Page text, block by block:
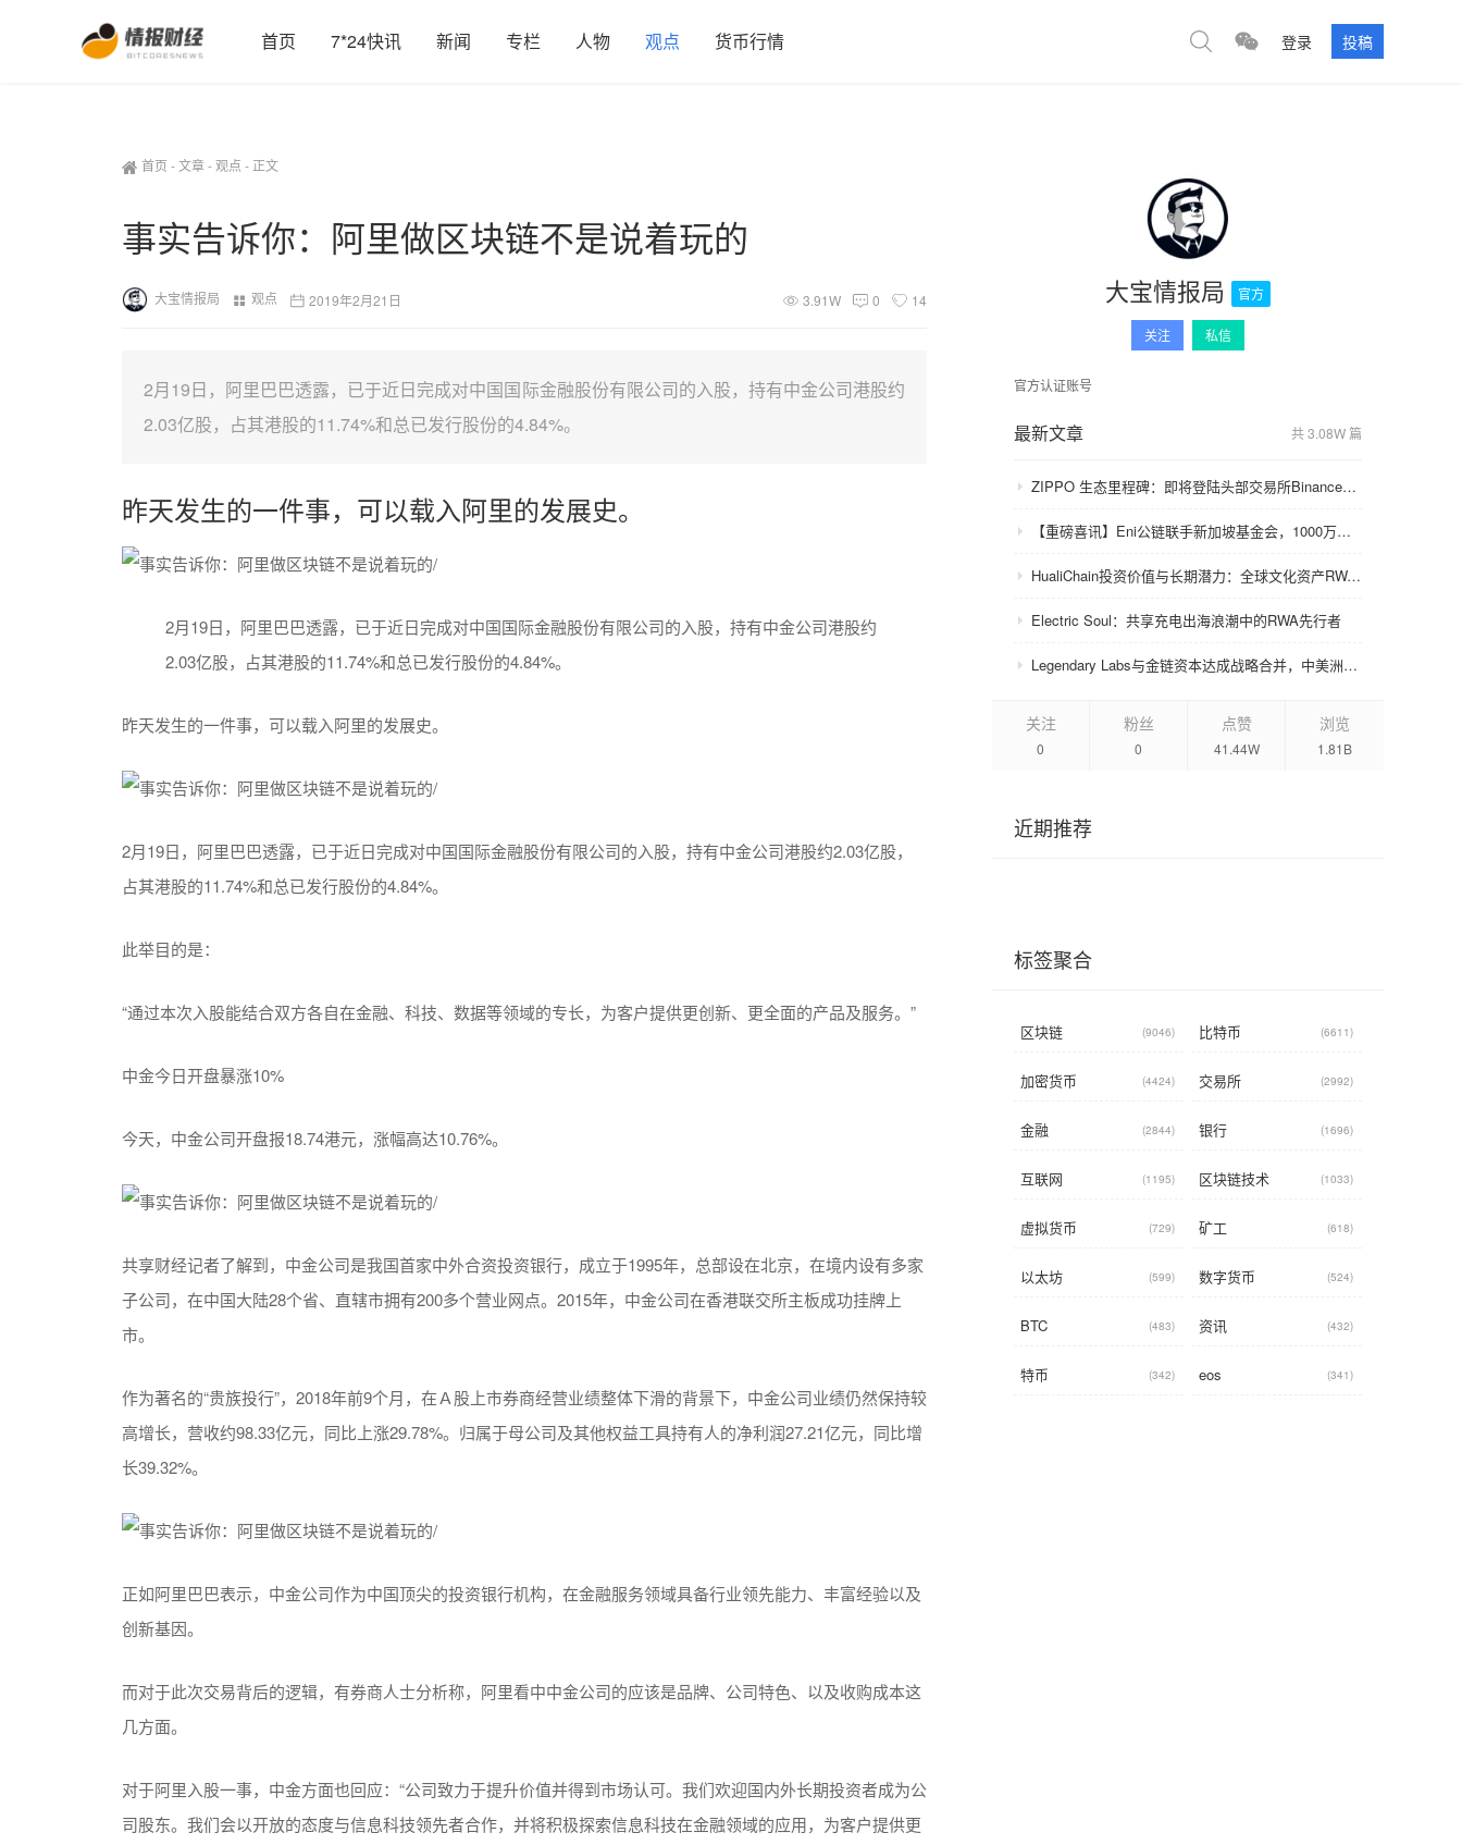
首页 7*24快讯 新闻 专栏 人物 观点 货币行情 登录 投稿
首页 -文章-观点 - 正文
事实告诉你：阿里做区块链不是说着玩的
大宝情报局 观点 2019年2月21日 3.91W 0 14
2月19日，阿里巴巴透露，已于近日完成对中国国际金融股份有限公司的入股，持有中金公司港股约
2.03亿股，占其港股的11.74%和总已发行股份的4.84%。
昨天发生的一件事，可以载入阿里的发展史。
2月19日，阿里巴巴透露，已于近日完成对中国国际金融股份有限公司的入股，持有中金公司港股约
2.03亿股，占其港股的11.74%和总已发行股份的4.84%。
昨天发生的一件事，可以载入阿里的发展史。
2月19日，阿里巴巴透露，已于近日完成对中国国际金融股份有限公司的入股，持有中金公司港股约2.03亿股，
占其港股的11.74%和总已发行股份的4.84%。
此举目的是：
“通过本次入股能结合双方各自在金融、科技、数据等领域的专长，为客户提供更创新、更全面的产品及服务。”
中金今日开盘暴涨10%
今天，中金公司开盘报18.74港元，涨幅高达10.76%。
共享财经记者了解到，中金公司是我国首家中外合资投资银行，成立于1995年，总部设在北京，在境内设有多家
子公司，在中国大陆28个省、直辖市拥有200多个营业网点。2015年，中金公司在香港联交所主板成功挂牌上
市。
作为著名的“贵族投行”，2018年前9个月，在Ａ股上市券商经营业绩整体下滑的背景下，中金公司业绩仍然保持较
高增长，营收约98.33亿元，同比上涨29.78%。归属于母公司及其他权益工具持有人的净利润27.21亿元，同比增
长39.32%。
正如阿里巴巴表示，中金公司作为中国顶尖的投资银行机构，在金融服务领域具备行业领先能力、丰富经验以及
创新基因。
而对于此次交易背后的逻辑，有券商人士分析称，阿里看中中金公司的应该是品牌、公司特色、以及收购成本这
几方面。
对于阿里入股一事，中金方面也回应：“公司致力于提升价值并得到市场认可。我们欢迎国内外长期投资者成为公
司股东。我们会以开放的态度与信息科技领先者合作，并将积极探索信息科技在金融领域的应用，为客户提供更
大宝情报局 官方
关注 私信
官方认证账号
最新文章 共 3.08W 篇
ZIPPO 生态里程碑：即将登陆头部交易所Binance，GameFi 与通缩模型开启价值飞轮
【重磅喜讯】Eni公链联手新加坡基金会，1000万美金赋能众环CRC！
HualiChain投资价值与长期潜力：全球文化资产RWA赛道的基础设施级机会正在形成
Electric Soul：共享充电出海浪潮中的RWA先行者
Legendary Labs与金链资本达成战略合并，中美洲牌照加持助力生态升级
关注
0
粉丝
0
点赞
41.44W
浏览
1.81B
近期推荐
标签聚合
区块链 (9046) 比特币 (6611)
加密货币 (4424) 交易所 (2992)
金融 (2844) 银行 (1696)
互联网 (1195) 区块链技术 (1033)
虚拟货币 (729) 矿工 (618)
以太坊 (599) 数字货币 (524)
BTC (483) 资讯 (432)
特币 (342) eos (341)